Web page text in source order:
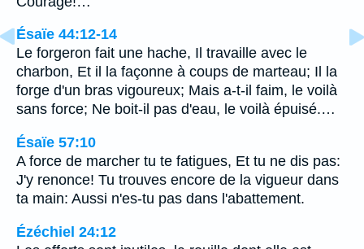
Ésaïe 44:12-14
Le forgeron fait une hache, Il travaille avec le
charbon, Et il la façonne à coups de marteau; Il la
forge d'un bras vigoureux; Mais a-t-il faim, le voilà
sans force; Ne boit-il pas d'eau, le voilà épuisé.…
Ésaïe 57:10
A force de marcher tu te fatigues, Et tu ne dis pas:
J'y renonce! Tu trouves encore de la vigueur dans
ta main: Aussi n'es-tu pas dans l'abattement.
Ézéchiel 24:12